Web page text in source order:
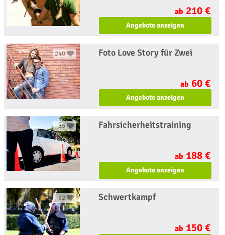
ab 210 €
Angebote anzeigen
240 Foto Love Story für Zwei
ab 60 €
Angebote anzeigen
85 Fahrsicherheitstraining
ab 188 €
Angebote anzeigen
22 Schwertkampf
ab 150 €